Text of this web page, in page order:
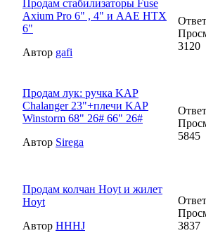
Продам стабилизаторы Fuse
Axium Pro 6" , 4" и AAE HTX
6"
Автор gafi
3120
Продам лук: ручка KAP
Chalanger 23"+плечи KAP
Winstorm 68" 26# 66" 26#
Автор Sirega
5845
Продам колчан Hoyt и жилет
Hoyt
Автор HHHJ
3837